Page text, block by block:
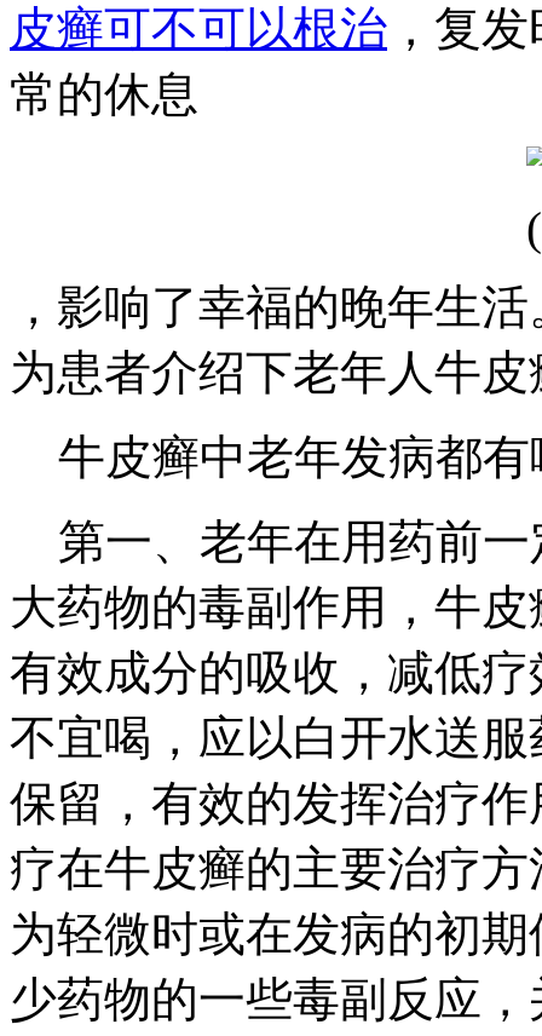
皮癣可不可以根治 ，复
常的休息
，影响了幸福的晚年生
为患者介绍下老年人牛
牛皮癣中老年发病都有
第一、老年在用药前一
大药物的毒副作用，牛
有效成分的吸收，减低
不宜喝，应以白开水送
保留，有效的发挥治疗
疗在牛皮癣的主要治疗
为轻微时或在发病的初
少药物的一些毒副反应